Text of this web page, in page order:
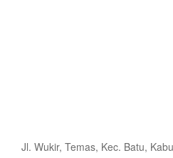
Jl. Wukir, Temas, Kec. Batu,